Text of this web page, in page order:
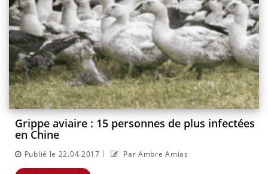
Grippe aviaire : 15 personnes de plus infectées
en Chine
Publié le 22.04.2017 | Par Ambre Amias